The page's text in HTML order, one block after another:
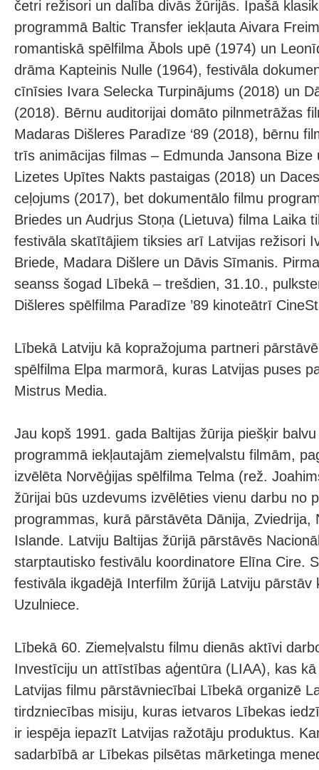
četri režisori un dalība divās žūrijās. Īpašā
programmā Baltic Transfer iekļauta Aivara
romantiskā spēlfilma Ābols upē (1974) un
drāma Kapteinis Nulle (1964), festivāla
cīnīsies Ivara Selecka Turpinājums (2018) un
(2018). Bērnu auditorijai domāto pilnmetrāžas
Madaras Dišleres Paradīze ‘89 (2018), bērnu
trīs animācijas filmas – Edmunda Jansona Bize
Lizetes Upītes Nakts pastaigas (2018) un
ceļojums (2017), bet dokumentālo filmu
Briedes un Audrjus Stoņa (Lietuva) filma Laika
festivāla skatītājiem tiksies arī Latvijas režisori
Briede, Madara Dišlere un Dāvis Sīmanis.
seanss šogad Lībekā – trešdien, 31.10.,
Dišleres spēlfilma Paradīze ’89 kinoteātrī
Lībekā Latviju kā kopražojuma partneri
spēlfilma Elpa marmorā, kuras Latvijas puses
Mistrus Media.
Jau kopš 1991. gada Baltijas žūrija piešķir
programmā iekļautajām ziemeļvalstu filmām,
izvēlēta Norvēģijas spēlfilma Telma (rež.
žūrijai būs uzdevums izvēlēties vienu darbu no
programmas, kurā pārstāvēta Dānija, Zviedrija,
Islande. Latviju Baltijas žūrijā pārstāvēs
starptautisko festivālu koordinatore Elīna Cire.
festivāla ikgadējā Interfilm žūrijā Latviju pārstāv
Uzulniece.
Lībekā 60. Ziemeļvalstu filmu dienās aktīvi
Investīciju un attīstības aģentūra (LIAA), kas
Latvijas filmu pārstāvniecībai Lībekā organizē
tirdzniecības misiju, kuras ietvaros Lībekas
ir iespēja iepazīt Latvijas ražotāju produktus.
sadarbībā ar Lībekas pilsētas mārketinga